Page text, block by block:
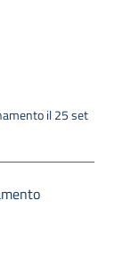
il 25 set